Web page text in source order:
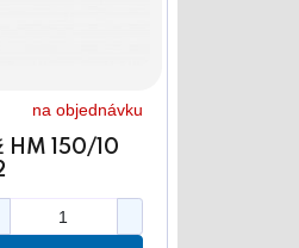
na objednávku
HM 150/10